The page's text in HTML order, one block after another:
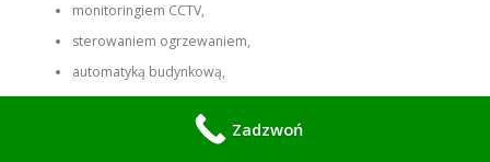
monitoringiem CCTV,
sterowaniem ogrzewaniem,
automatyką budynkową,
systemami zarządzania energią.
Dzięki temu wszystkie funkcje dostępne są w jednej aplikacji.
Zadzwoń